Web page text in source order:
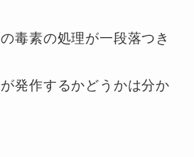
毒素の処理が一段落つき
発作するかどうかは分か